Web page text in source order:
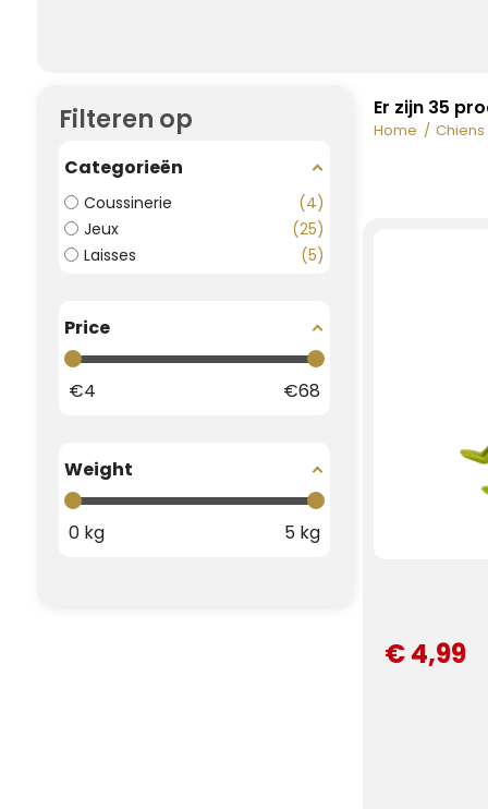
Filteren op
Categorieën
Coussinerie
4
Jeux
25
Laisses
5
Price
€4 €68
Weight
0 kg 5kg
Er zijn 35
Home Chiens
€ 4,99